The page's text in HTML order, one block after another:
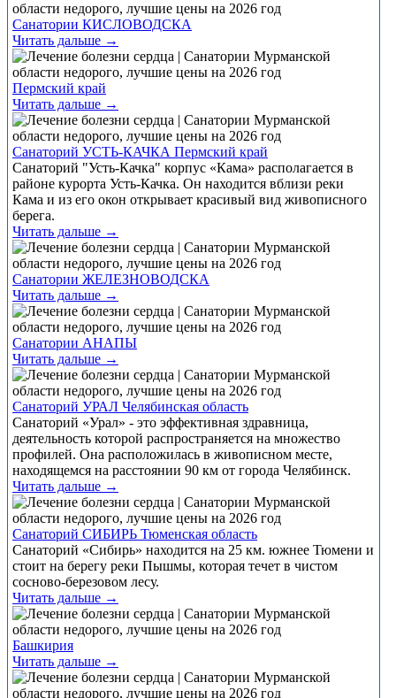
Санатории КИСЛОВОДСКА
Читать дальше →
Пермский край
Читать дальше →
Санаторий УСТЬ-КАЧКА Пермский край
Санаторий "Усть-Качка" корпус «Кама» располагается в
районе курорта Усть-Качка. Он находится вблизи реки
Кама и из его окон открывает красивый вид живописного
берега.
Читать дальше →
Санатории ЖЕЛЕЗНОВОДСКА
Читать дальше →
Санатории АНАПЫ
Читать дальше →
Санаторий УРАЛ Челябинская область
Санаторий «Урал» - это эффективная здравница,
деятельность которой распространяется на множество
профилей. Она расположилась в живописном месте,
находящемся на расстоянии 90 км от города Челябинск.
Читать дальше →
Санаторий СИБИРЬ Тюменская область
Санаторий «Сибирь» находится на 25 км. южнее Тюмени и
стоит на берегу реки Пышмы, которая течет в чистом
сосново-березовом лесу.
Читать дальше →
Башкирия
Читать дальше →